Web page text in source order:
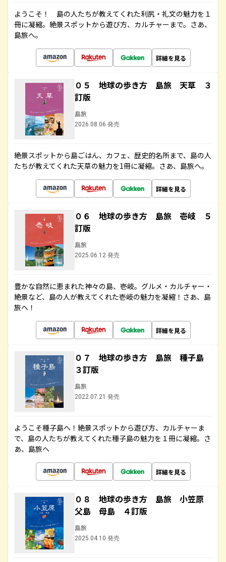
ようこそ！ 島の人たちが教えてくれた利尻・礼文の魅力を１
冊に凝縮。絶景スポットから遊び方、カルチャーまで。さあ、
島旅へ。
詳細を見る
０５ 地球の歩き方 島旅 天草 ３
訂版
島旅
2026.08.06 発売
絶景スポットから島ごはん、カフェ、歴史的名所まで、島の人
たちが教えてくれた天草の魅力を1冊に凝縮。さあ、島旅へ。
詳細を見る
０６ 地球の歩き方 島旅 壱岐 ５
訂版
島旅
2025.06.12 発売
豊かな自然に恵まれた神々の島、壱岐。グルメ・カルチャー・
絶景など、島の人が教えてくれた壱岐の魅力を凝縮！さあ、島
旅へ！
詳細を見る
０７ 地球の歩き方 島旅 種子島
３訂版
島旅
2022.07.21 発売
ようこそ種子島へ！絶景スポットから遊び方、カルチャーま
で、島の人たちが教えてくれた種子島の魅力を１冊に凝縮。さ
あ、島旅へ
詳細を見る
０８ 地球の歩き方 島旅 小笠原
父島 母島 ４訂版
島旅
2025.04.10 発売